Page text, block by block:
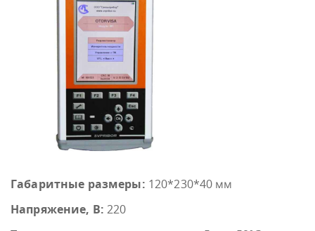
Габаритные размеры: 120*230*40 мм
Напряжение, В: 220